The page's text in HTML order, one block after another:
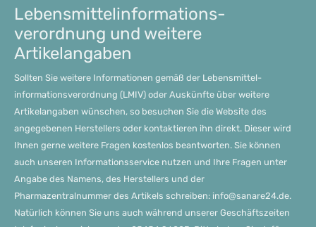
Lebensmittel­informations­
verordnung und weitere
Artikelangaben
Sollten Sie weitere Informationen gemäß der Lebensmittel­
informations­verordnung (LMIV) oder Auskünfte über weitere
Artikelangaben wünschen, so besuchen Sie die Website des
angegebenen Herstellers oder kontaktieren ihn direkt. Dieser wird
Ihnen gerne weitere Fragen kostenlos beantworten. Sie können
auch unseren Informationsservice nutzen und Ihre Fragen unter
Angabe des Namens, des Herstellers und der
Pharmazentralnummer des Artikels schreiben: info@sanare24.de.
Natürlich können Sie uns auch während unserer Geschäftszeiten